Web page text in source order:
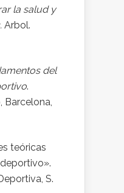
la salud y
Arbol.
del
.
Barcelona,
teóricas
S.